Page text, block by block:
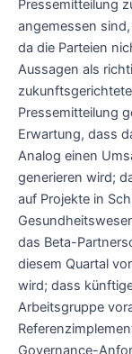
Pressemitteilung
angemessen
da die Parteien
Aussagen als
Pressemitteilung
Erwartung, dass
Analog einen
generieren wird;
auf Projekte in
das Beta-
diesem Quartal
wird; dass
Arbeitsgruppe
Governance-